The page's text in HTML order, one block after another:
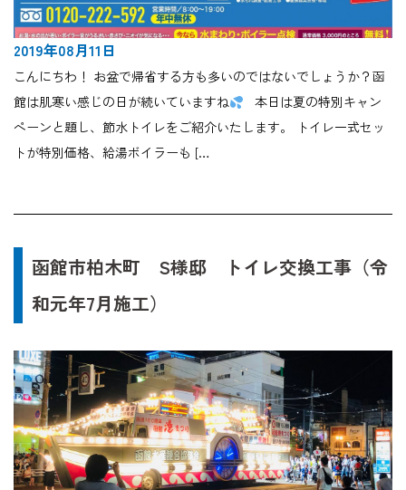
2019年08月11日
こんにちわ！ お盆で帰省する方も多いのではないでしょうか？函
館は肌寒い感じの日が続いていますね
本日は夏の特別キャン
ペーンと題し、節水トイレをご紹介いたします。 トイレ一式セッ
トが特別価格、給湯ボイラーも […
函館市柏木町 S様邸 トイレ交換工事（令
和元年7月施工）